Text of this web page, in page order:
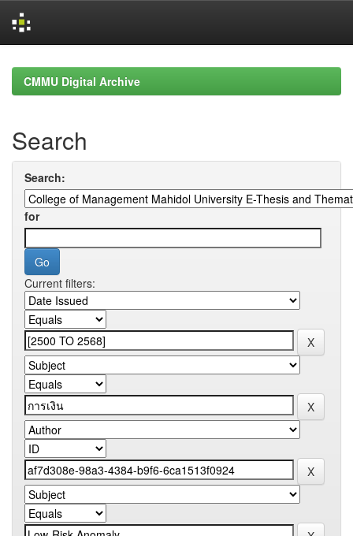
navigationCMMU Digital Archive
Search
Search:
for
Current filters: